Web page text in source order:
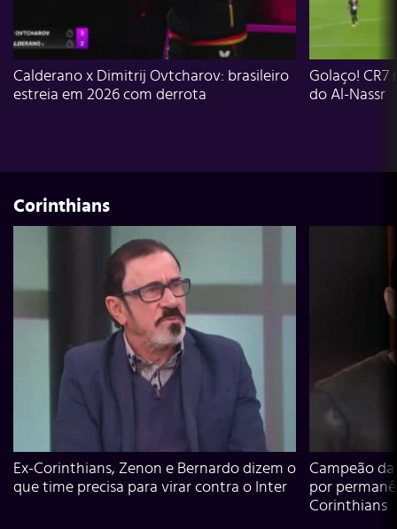
Calderano x Dimitrij Ovtcharov: brasileiro
estreia em 2026 com derrota
Golaço!
do Al-Nassr
Corinthians
Ex-Corinthians, Zenon e Bernardo dizem o
que time precisa para virar contra o Inter
Campeão
por
Corinthians